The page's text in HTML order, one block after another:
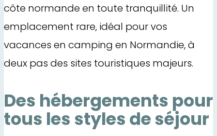
côte normande en toute tranquillité. Un
emplacement rare, idéal pour vos
vacances en camping en Normandie, à
deux pas des sites touristiques majeurs.
Des hébergements pour
tous les styles de séjour